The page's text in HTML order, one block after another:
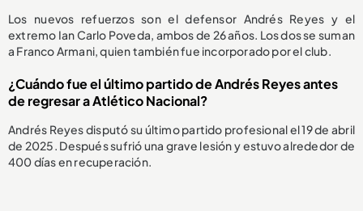
Los nuevos refuerzos son el defensor Andrés Reyes y el
extremo Ian Carlo Poveda, ambos de 26 años. Los dos se suman
a Franco Armani, quien también fue incorporado por el club.
¿Cuándo fue el último partido de Andrés Reyes antes
de regresar a Atlético Nacional?
Andrés Reyes disputó su último partido profesional el 19 de abril
de 2025. Después sufrió una grave lesión y estuvo alrededor de
400 días en recuperación.